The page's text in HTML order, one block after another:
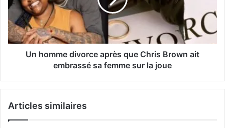
Un homme divorce après que Chris Brown ait
embrassé sa femme sur la joue
Articles similaires